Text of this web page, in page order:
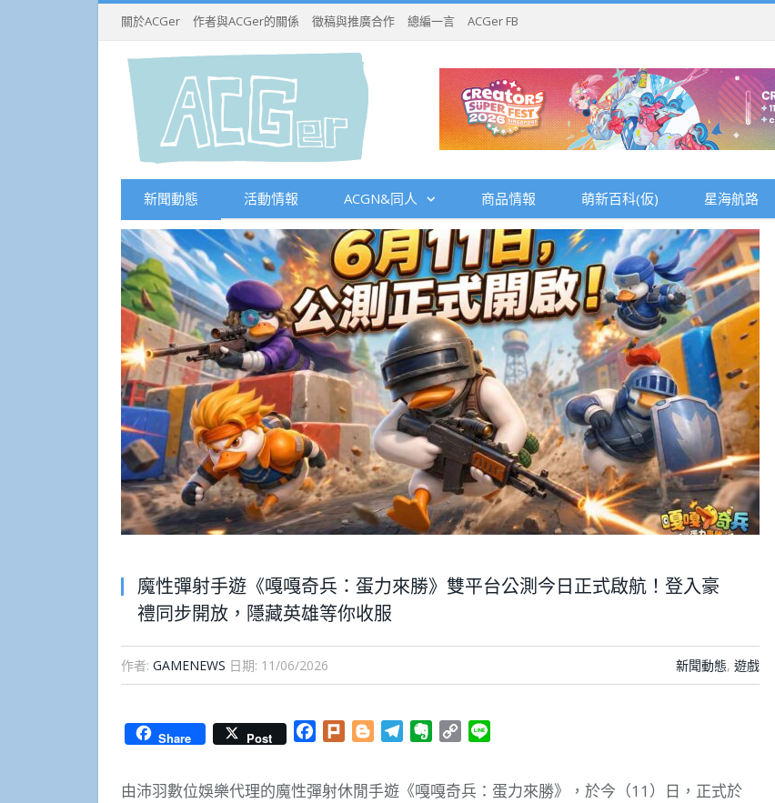
關於ACGer 作者與ACGer的關係 徵稿與推廣合作 總編一言 ACGer FB
新聞動態 活動情報 ACGN&同人 商品情報 萌新百科(仮) 星海航路
魔性彈射手遊《嘎嘎奇兵：蛋力來勝》雙平台公測今日正式啟航！登入豪
禮同步開放，隱藏英雄等你收服
作者: GAMENEWS 日期: 11/06/2026 新聞動態, 遊戲
Share Post Facebook
Plurk BloggerTelegramEvernote
Copy
由沛羽數位娛樂代理的魔性彈射休閒手遊《嘎嘎奇兵：蛋力來勝》，於今（11）日，正式於